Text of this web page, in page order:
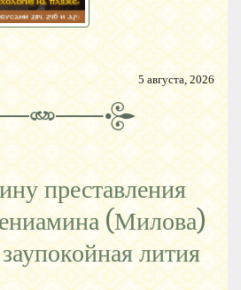
5 августа, 2026
преставления
(Милова)
лития